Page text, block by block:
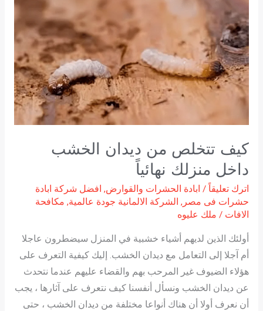
كيف تتخلص من ديدان الخشب
داخل منزلك نهائياً
اترك تعليقاً / ابادة الحشرات والقوارض, افضل شركة ابادة
حشرات فى مصر , الشركة الالمانية جودة عالمية, مكافحة
الافات / ملك عليوه
أولئك الذين لديهم أشياء خشبية في المنزل سيضطرون عاجلا
أم آجلا إلى التعامل مع ديدان الخشب. إليك كيفية التعرف على
هؤلاء الضيوف غير المرحب بهم والقضاء عليهم عندما نتحدث
عن ديدان الخشب ونسأل أنفسنا كيف نتعرف على آثارها ، يجب
أن نعرف أولا أن هناك أنواعا مختلفة من ديدان الخشب ، حتى
ديدان
الخشب
داخل
منزلك
نهائياً